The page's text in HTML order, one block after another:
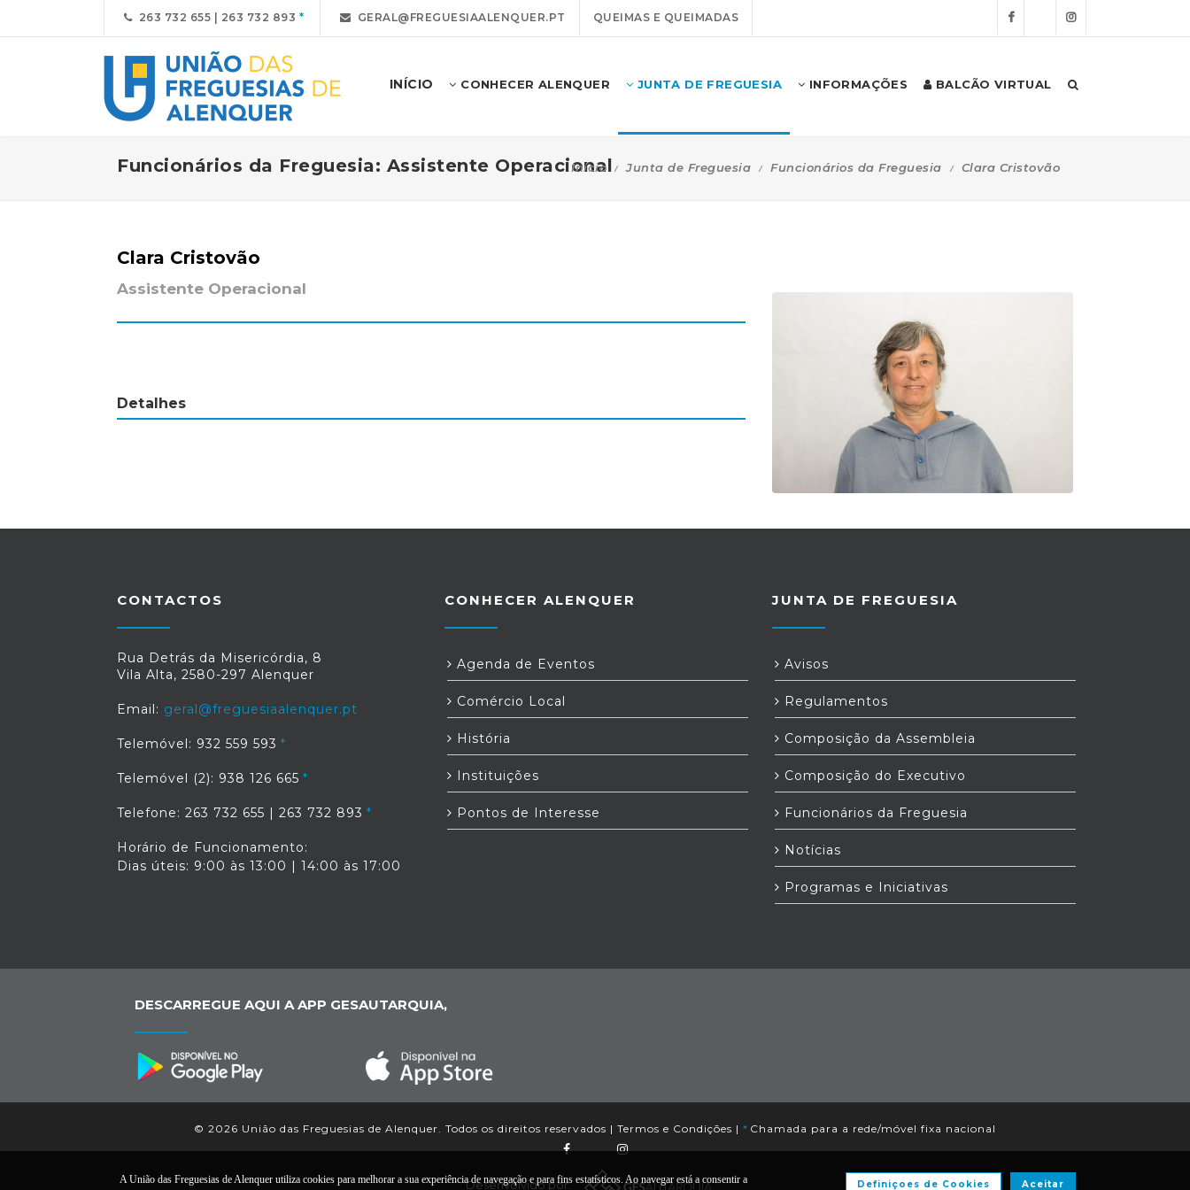
263 732 655 | 263 732 893 GERAL@FREGUESIAALENQUER.PT QUEIMAS E QUEIMADAS
INÍCIO CONHECER ALENQUER JUNTA DE FREGUESIA INFORMAÇÕES BALCÃO VIRTUAL
Funcionários da Freguesia: Assistente Operacional
Início Junta de Freguesia Funcionários da Freguesia Clara Cristovão
Clara Cristovão
Assistente Operacional
Detalhes
CONTACTOS
Rua Detrás da Misericórdia, 8
Vila Alta, 2580-297 Alenquer
Email: geral@freguesiaalenquer.pt
Telemóvel: 932 559 593
Telemóvel (2): 938 126 665
Telefone: 263 732 655 | 263 732 893
Horário de Funcionamento:
Dias úteis: 9:00 às 13:00 | 14:00 às 17:00
CONHECER ALENQUER
Agenda de Eventos
Comércio Local
História
Instituições
Pontos de Interesse
JUNTA DE FREGUESIA
Avisos
Regulamentos
Composição da Assembleia
Composição do Executivo
Funcionários da Freguesia
Notícias
Programas e Iniciativas
DESCARREGUE AQUI A APP GESAUTARQUIA,
© 2026 União das Freguesias de Alenquer. Todos os direitos reservados | Termos e Condições | * Chamada para a rede/móvel fixa nacional
Desenvolvido por:
A União das Freguesias de Alenquer utiliza cookies para melhorar a sua experiência de navegação e para fins estatísticos. Ao navegar está a consentir a
Aceitar
Definiçoes de Cookies